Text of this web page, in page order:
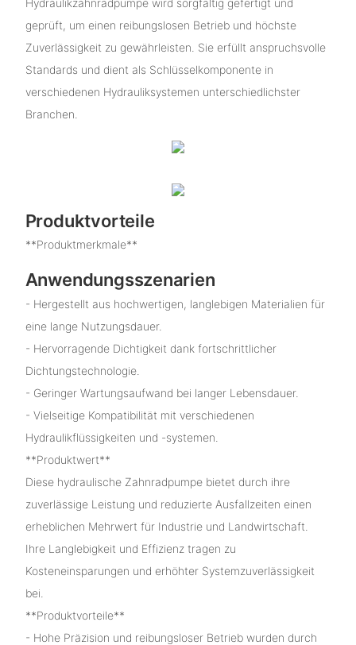
geprüft, um einen reibungslosen Betrieb und höchste
Zuverlässigkeit zu gewährleisten. Sie erfüllt anspruchsvolle
Standards und dient als Schlüsselkomponente in
verschiedenen Hydrauliksystemen unterschiedlichster
Branchen.
Produktvorteile
**Produktmerkmale**
Anwendungsszenarien
- Hergestellt aus hochwertigen, langlebigen Materialien für
eine lange Nutzungsdauer.
- Hervorragende Dichtigkeit dank fortschrittlicher
Dichtungstechnologie.
- Geringer Wartungsaufwand bei langer Lebensdauer.
- Vielseitige Kompatibilität mit verschiedenen
Hydraulikflüssigkeiten und -systemen.
**Produktwert**
Diese hydraulische Zahnradpumpe bietet durch ihre
zuverlässige Leistung und reduzierte Ausfallzeiten einen
erheblichen Mehrwert für Industrie und Landwirtschaft.
Ihre Langlebigkeit und Effizienz tragen zu
Kosteneinsparungen und erhöhter Systemzuverlässigkeit
bei.
**Produktvorteile**
- Hohe Präzision und reibungsloser Betrieb wurden durch